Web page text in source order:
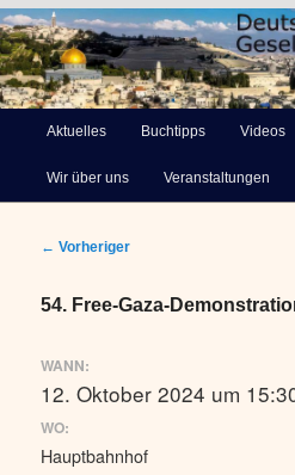
Deutsch-
Zum
primären
Aktuelles Buchtipps Videos
Wir über uns Veranstaltungen
Beitragsnavigation
← Vorheriger
54. Free-Gaza-
WANN:
12. Oktober 2024 um
WO:
Hauptbahnhof